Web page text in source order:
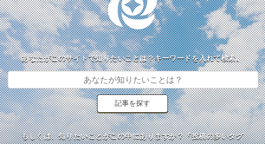
あなたがこのサイトで知りたいことは？キーワードを入れて検索。
もしくは、知りたいことがこの中にありますか？『投稿の多いタグ